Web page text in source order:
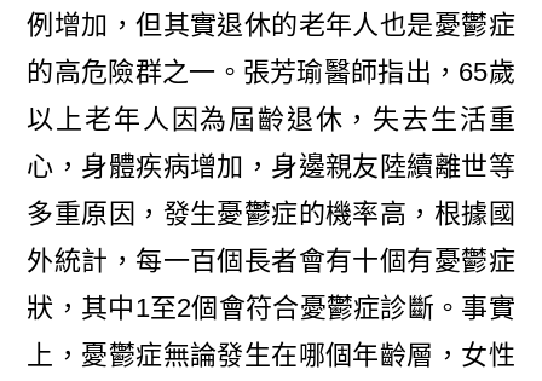
例增加，但其實退休的老年人也是憂鬱症
的高危險群之一。張芳瑜醫師指出，65歲
以上老年人因為屆齡退休，失去生活重
心，身體疾病增加，身邊親友陸續離世等
多重原因，發生憂鬱症的機率高，根據國
外統計，每一百個長者會有十個有憂鬱症
狀，其中1至2個會符合憂鬱症診斷。事實
上，憂鬱症無論發生在哪個年齡層，女性